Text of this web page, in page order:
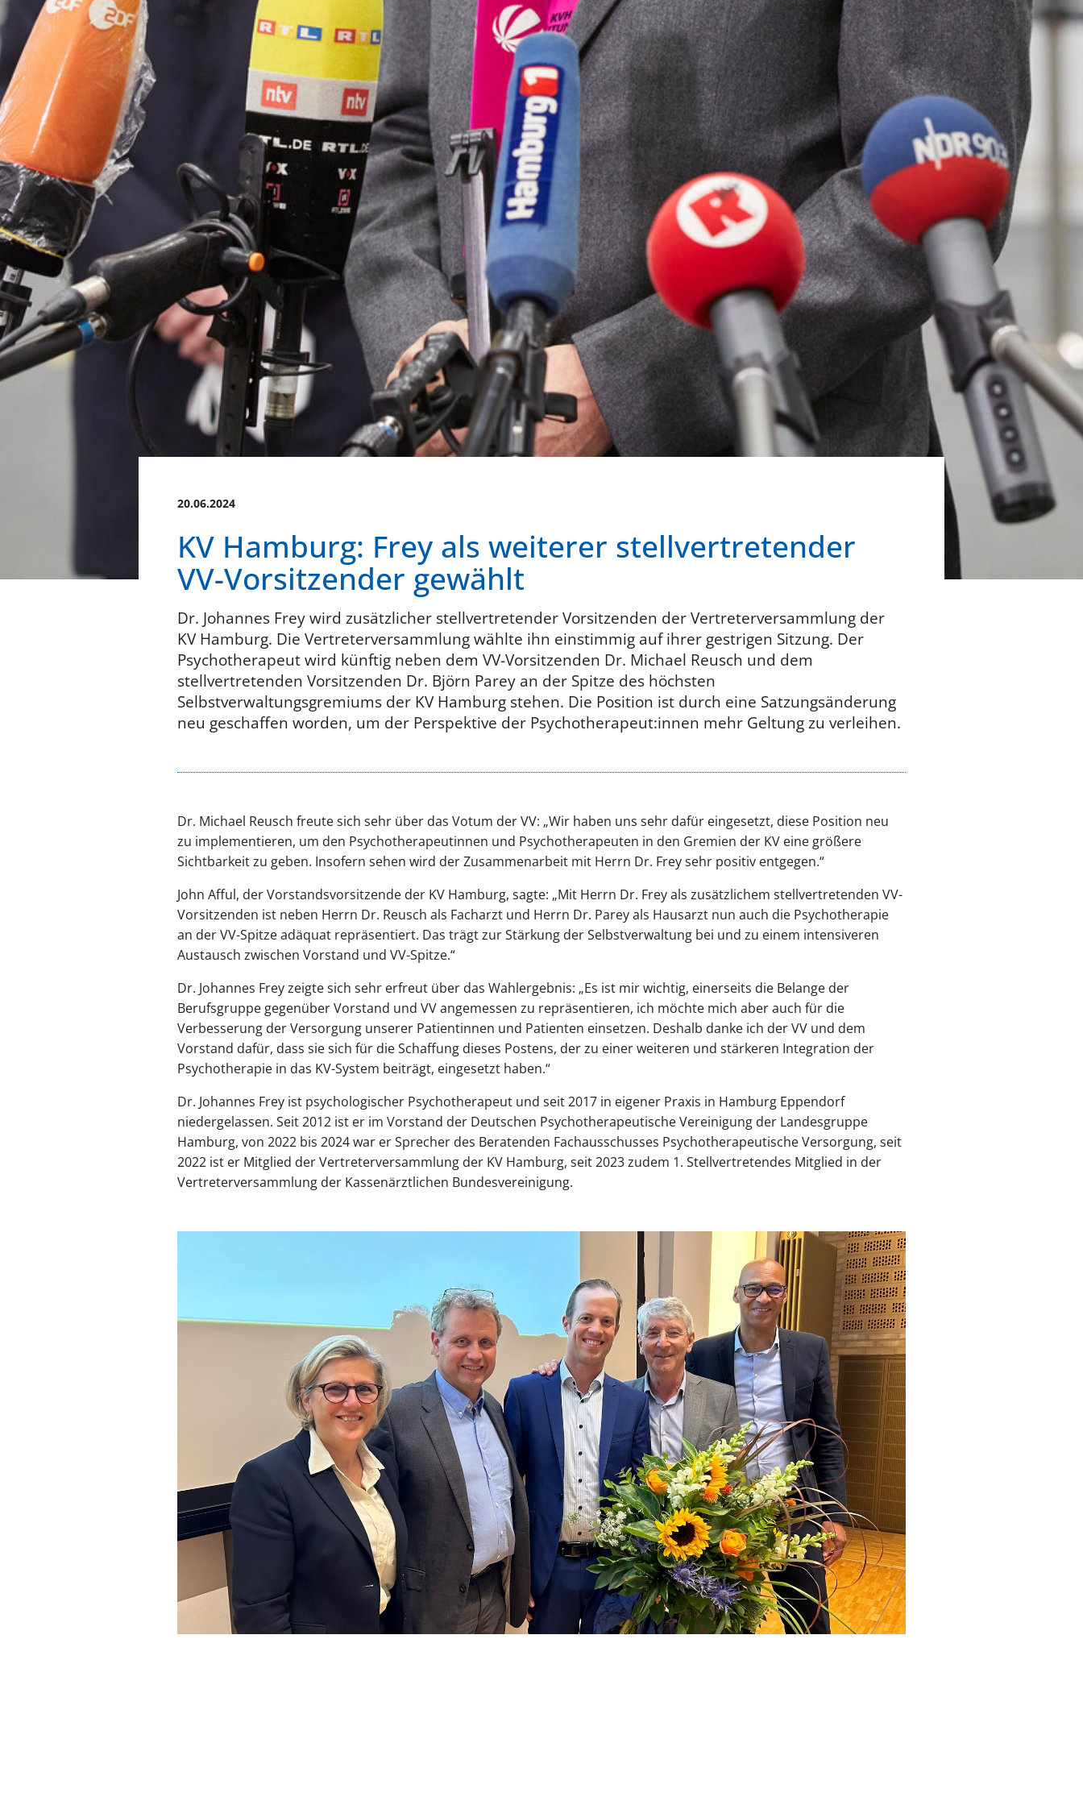
20.06.2024
KV Hamburg: Frey als weiterer stellvertretender
VV-Vorsitzender gewählt
Dr. Johannes Frey wird zusätzlicher stellvertretender Vorsitzenden der Vertreterversammlung der
KV Hamburg. Die Vertreterversammlung wählte ihn einstimmig auf ihrer gestrigen Sitzung. Der
Psychotherapeut wird künftig neben dem VV-Vorsitzenden Dr. Michael Reusch und dem
stellvertretenden Vorsitzenden Dr. Björn Parey an der Spitze des höchsten
Selbstverwaltungsgremiums der KV Hamburg stehen. Die Position ist durch eine Satzungsänderung
neu geschaffen worden, um der Perspektive der Psychotherapeut:innen mehr Geltung zu verleihen.
Dr. Michael Reusch freute sich sehr über das Votum der VV: „Wir haben uns sehr dafür eingesetzt, diese Position neu
zu implementieren, um den Psychotherapeutinnen und Psychotherapeuten in den Gremien der KV eine größere
Sichtbarkeit zu geben. Insofern sehen wird der Zusammenarbeit mit Herrn Dr. Frey sehr positiv entgegen.“
John Afful, der Vorstandsvorsitzende der KV Hamburg, sagte: „Mit Herrn Dr. Frey als zusätzlichem stellvertretenden VV-
Vorsitzenden ist neben Herrn Dr. Reusch als Facharzt und Herrn Dr. Parey als Hausarzt nun auch die Psychotherapie
an der VV-Spitze adäquat repräsentiert. Das trägt zur Stärkung der Selbstverwaltung bei und zu einem intensiveren
Austausch zwischen Vorstand und VV-Spitze.“
Dr. Johannes Frey zeigte sich sehr erfreut über das Wahlergebnis: „Es ist mir wichtig, einerseits die Belange der
Berufsgruppe gegenüber Vorstand und VV angemessen zu repräsentieren, ich möchte mich aber auch für die
Verbesserung der Versorgung unserer Patientinnen und Patienten einsetzen. Deshalb danke ich der VV und dem
Vorstand dafür, dass sie sich für die Schaffung dieses Postens, der zu einer weiteren und stärkeren Integration der
Psychotherapie in das KV-System beiträgt, eingesetzt haben.“
Dr. Johannes Frey ist psychologischer Psychotherapeut und seit 2017 in eigener Praxis in Hamburg Eppendorf
niedergelassen. Seit 2012 ist er im Vorstand der Deutschen Psychotherapeutische Vereinigung der Landesgruppe
Hamburg, von 2022 bis 2024 war er Sprecher des Beratenden Fachausschusses Psychotherapeutische Versorgung, seit
2022 ist er Mitglied der Vertreterversammlung der KV Hamburg, seit 2023 zudem 1. Stellvertretendes Mitglied in der
Vertreterversammlung der Kassenärztlichen Bundesvereinigung.